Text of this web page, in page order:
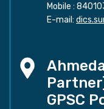
Mobile :
E-mail:
GPSC